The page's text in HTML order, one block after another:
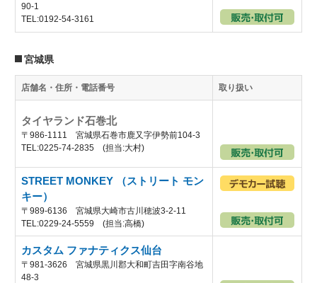
90-1
TEL:0192-54-3161
宮城県
店舗名・住所・電話番号 取り扱い
タイヤランド石巻北
〒986-1111 宮城県石巻市鹿又字伊勢前104-3
TEL:0225-74-2835 (担当:大村)
STREET MONKEY （ストリート モン
キー）
〒989-6136 宮城県大崎市古川穂波3-2-11
TEL:0229-24-5559 (担当:高橋)
カスタム ファナティクス仙台
〒981-3626 宮城県黒川郡大和町吉田字南谷地
48-3